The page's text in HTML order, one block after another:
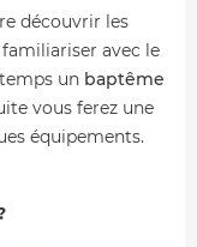
découvrir les
avec le
un baptême
vous ferez une
équipements.